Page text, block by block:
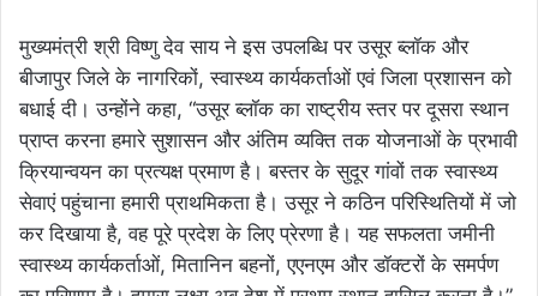
मुख्यमंत्री श्री विष्णु देव साय ने इस उपलब्धि पर उसूर ब्लॉक और
बीजापुर जिले के नागरिकों, स्वास्थ्य कार्यकर्ताओं एवं जिला प्रशासन को
बधाई दी। उन्होंने कहा, “उसूर ब्लॉक का राष्ट्रीय स्तर पर दूसरा स्थान
प्राप्त करना हमारे सुशासन और अंतिम व्यक्ति तक योजनाओं के प्रभावी
क्रियान्वयन का प्रत्यक्ष प्रमाण है। बस्तर के सुदूर गांवों तक स्वास्थ्य
सेवाएं पहुंचाना हमारी प्राथमिकता है। उसूर ने कठिन परिस्थितियों में जो
कर दिखाया है, वह पूरे प्रदेश के लिए प्रेरणा है। यह सफलता जमीनी
स्वास्थ्य कार्यकर्ताओं, मितानिन बहनों, एएनएम और डॉक्टरों के समर्पण